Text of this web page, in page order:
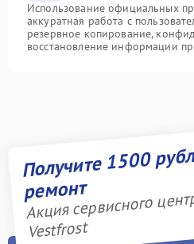
Использование официальных
аккуратная работа с
резервное копирование,
восстановление информации
Получите 1500
ремонт
Акция сервисного
Vestfrost